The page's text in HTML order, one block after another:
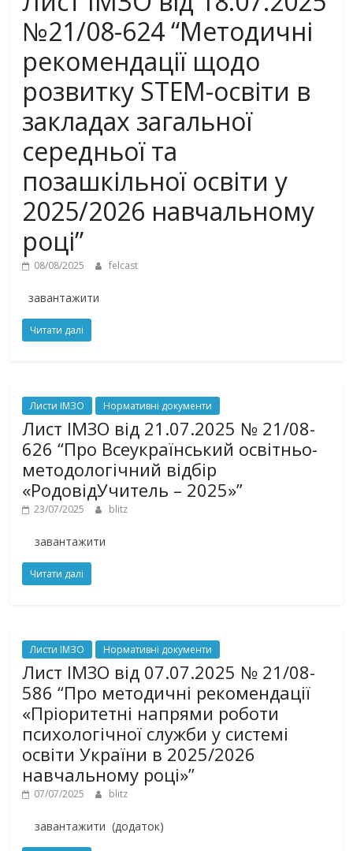
№21/08-624 “Методичні
рекомендації щодо
розвитку STEM-освіти в
закладах загальної
середньої та
позашкільної освіти у
2025/2026 навчальному
році”
08/08/2025 felcast
завантажити
Читати далі
Листи ІМЗО Нормативні документи
Лист ІМЗО від 21.07.2025 № 21/08-
626 “Про Всеукраїнський освітньо-
методологічний відбір
«РодовідУчитель – 2025»”
23/07/2025 blitz
завантажити
Читати далі
Листи ІМЗО Нормативні документи
Лист ІМЗО від 07.07.2025 № 21/08-
586 “Про методичні рекомендації
«Пріоритетні напрями роботи
психологічної служби у системі
освіти України в 2025/2026
навчальному році»”
07/07/2025 blitz
завантажити (додаток)